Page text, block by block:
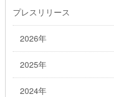
プレスリリース
2026年
2025年
2024年